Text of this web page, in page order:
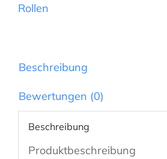
Rollen
Beschreibung
Bewertungen (0)
Beschreibung
Produktbeschreibung